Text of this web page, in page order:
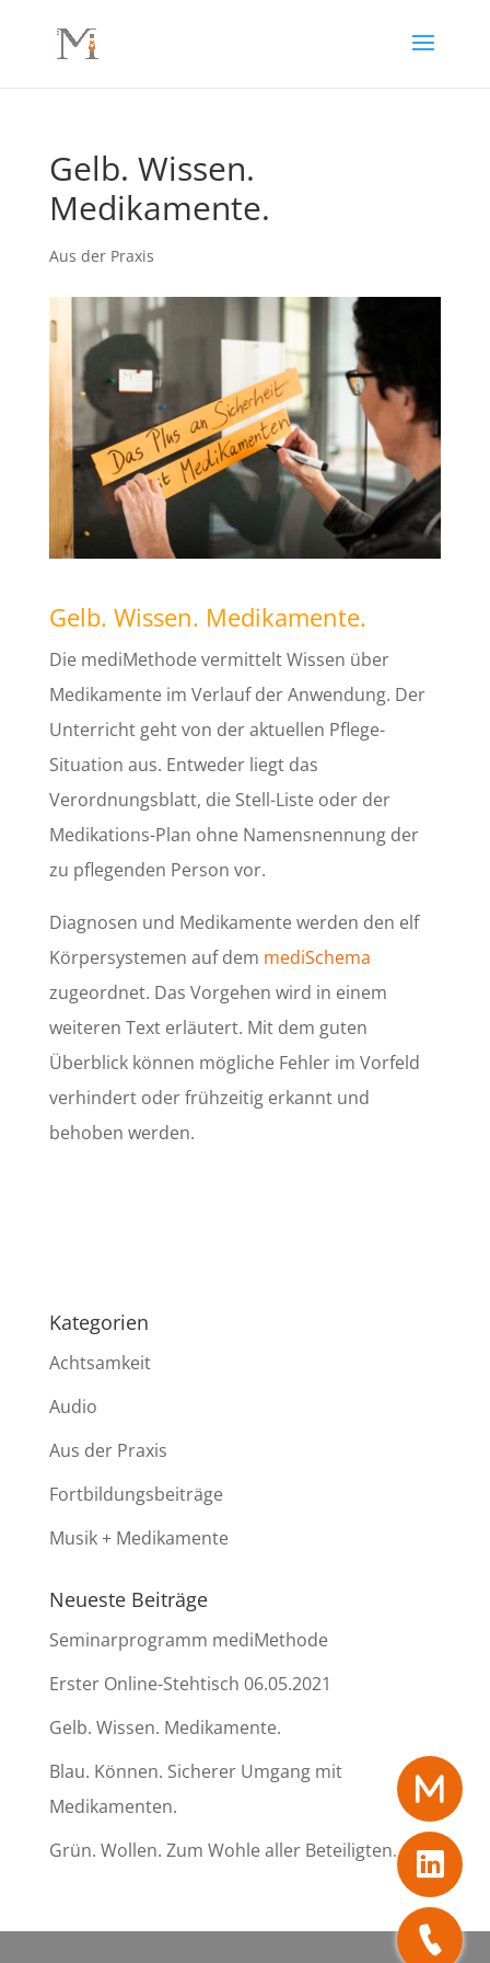
Gelb. Wissen.
Medikamente.
Aus der Praxis
Gelb. Wissen. Medikamente.
Die mediMethode vermittelt Wissen über
Medikamente im Verlauf der Anwendung. Der
Unterricht geht von der aktuellen Pflege-
Situation aus. Entweder liegt das
Verordnungsblatt, die Stell-Liste oder der
Medikations-Plan ohne Namensnennung der
zu pflegenden Person vor.
Diagnosen und Medikamente werden den elf
Körpersystemen auf dem mediSchema
zugeordnet. Das Vorgehen wird in einem
weiteren Text erläutert. Mit dem guten
Überblick können mögliche Fehler im Vorfeld
verhindert oder frühzeitig erkannt und
behoben werden.
Kategorien
Achtsamkeit
Audio
Aus der Praxis
Fortbildungsbeiträge
Musik + Medikamente
Neueste Beiträge
Seminarprogramm mediMethode
Erster Online-Stehtisch 06.05.2021
Gelb. Wissen. Medikamente.
Blau. Können. Sicherer Umgang mit
Medikamenten.
Grün. Wollen. Zum Wohle aller Beteiligten.